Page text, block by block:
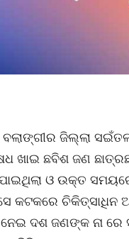
ଜିଲ୍ଲା ସଇଁତଳା
ଖାଇ ଛବିଶ ଜଣ
ଓ ଉକ୍ତ
କଟକରେ ଚିକିତ୍ସାଧିନ
ଦଶ ଜଣଙ୍କ ନା ରେ